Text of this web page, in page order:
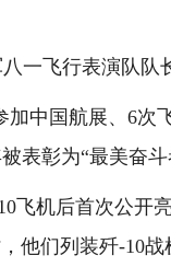
一飞行表演队队
中国航展、6次
表彰为“最美奋斗
机后首次公开
他们列装歼-10战